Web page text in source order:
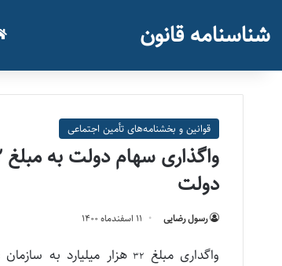
شناسنامه قانون
قوانین و بخشنامه‌های تأمین اجتماعی
دولت
رسول رضایی ۱۱ اسفند‌ماه ۱۴۰۰
واگداری مبلغ۳۲